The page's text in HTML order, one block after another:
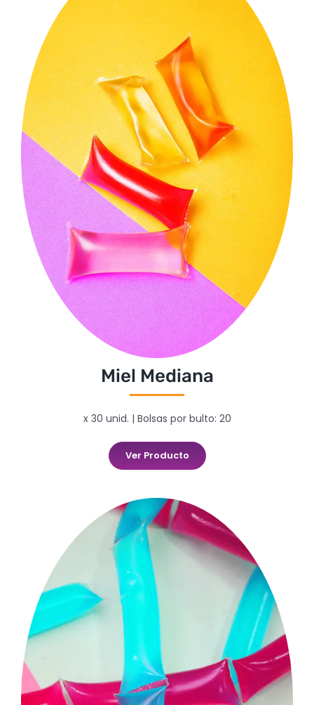
Miel Mediana
x 30 unid. | Bolsas por bulto: 20
Ver Producto